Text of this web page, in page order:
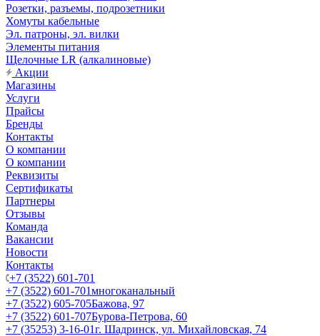
Розетки, разъемы, подрозетники
Хомуты кабельные
Эл. патроны, эл. вилки
Элементы питания
Щелочные LR (алкалиновые)
Акции
Магазины
Услуги
Прайсы
Бренды
Контакты
О компании
О компании
Реквизиты
Сертификаты
Партнеры
Отзывы
Команда
Вакансии
Новости
Контакты
+7 (3522) 601-701
+7 (3522) 601-701многоканальный
+7 (3522) 605-705Бажова, 97
+7 (3522) 601-707Бурова-Петрова, 60
+7 (35253) 3-16-01г. Шадринск, ул. Михайловская, 74